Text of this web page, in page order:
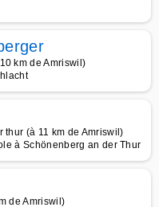
km de Amriswil)
thur (à 11 km de Amriswil)
à Schönenberg an der Thur
de Amriswil)